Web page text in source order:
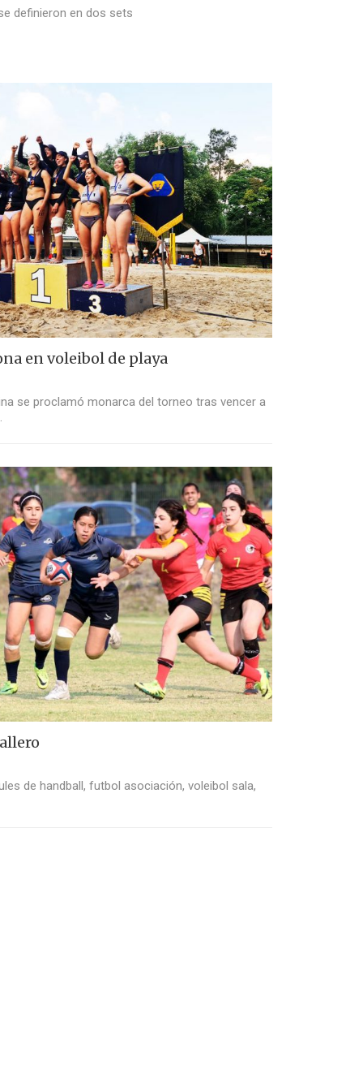
definieron en dos sets
en voleibol de playa
se proclamó monarca del torneo tras vencer a
de handball, futbol asociación, voleibol sala,